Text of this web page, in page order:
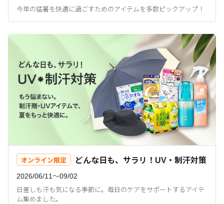
今年の猛暑を快適に過ごすためのアイテムを多数ピックアップ！
オンライン限定 どんな日も、サラリ！UV・制汗対策
2026/06/11〜09/02
日差しも汗も気になる季節に。毎日のケアをサポートするアイテ
ム集めました。